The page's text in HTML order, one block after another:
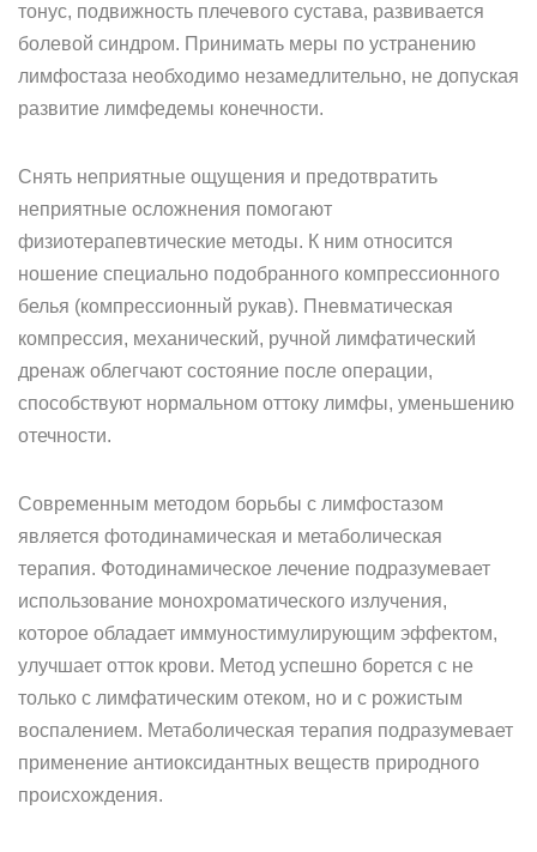
тонус, подвижность плечевого сустава, развивается
болевой синдром. Принимать меры по устранению
лимфостаза необходимо незамедлительно, не допуская
развитие лимфедемы конечности.
Снять неприятные ощущения и предотвратить
неприятные осложнения помогают
физиотерапевтические методы. К ним относится
ношение специально подобранного компрессионного
белья (компрессионный рукав). Пневматическая
компрессия, механический, ручной лимфатический
дренаж облегчают состояние после операции,
способствуют нормальном оттоку лимфы, уменьшению
отечности.
Современным методом борьбы с лимфостазом
является фотодинамическая и метаболическая
терапия. Фотодинамическое лечение подразумевает
использование монохроматического излучения,
которое обладает иммуностимулирующим эффектом,
улучшает отток крови. Метод успешно борется с не
только с лимфатическим отеком, но и с рожистым
воспалением. Метаболическая терапия подразумевает
применение антиоксидантных веществ природного
происхождения.